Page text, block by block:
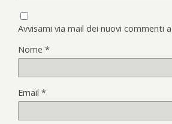
Avvisami via mail dei nuovi commenti
Nome *
Email *